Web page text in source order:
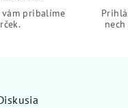
pribalíme